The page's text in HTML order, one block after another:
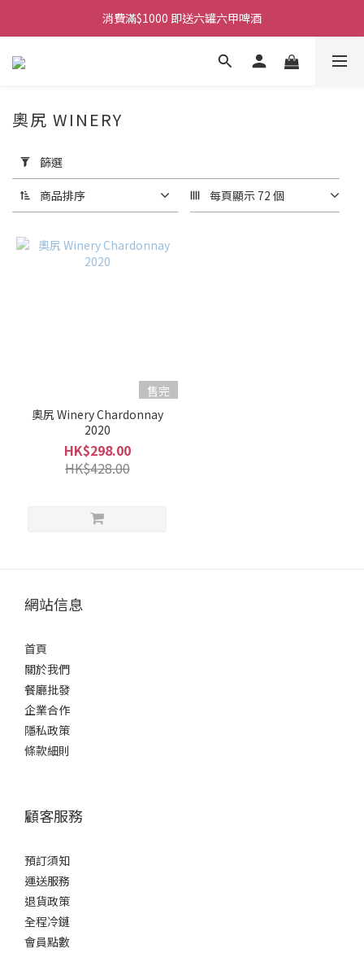
購物滿$380免運費。工作日 14:00截單, 翌日順豐凍運派送。
消費滿$1000 即送六罐六甲啤酒
購物滿$380免運費。工作日 14:00截單, 翌日順豐凍運派送。
套
篩
選
(0/20)
商
容
700ml
精
(1)
甘
口
/
辛
口
口
(1)
奧尻 WINERY
篩選
商品排序 每頁顯示 72 個
售完
奧尻 Winery Chardonnay
2020
HK$298.00
HK$428.00
網站信息
首頁
關於我們
餐廳批發
企業合作
隱私政策
條款細則
顧客服務
預訂須知
運送服務
退貨政策
全程冷鏈
會員點數